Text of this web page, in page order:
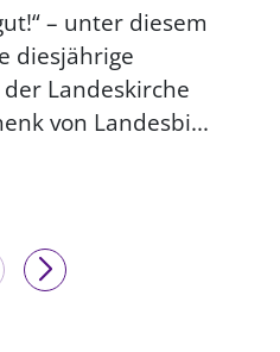
– unter diesem
diesjährige
Landeskirche
von Landesbi...